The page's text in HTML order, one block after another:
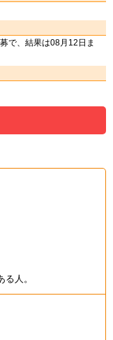
で、結果は08月12日ま
人。